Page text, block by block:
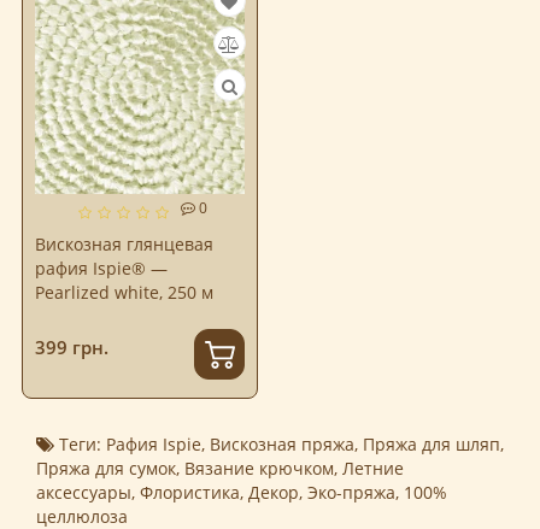
0
Вискозная глянцевая
рафия Ispie® —
Pearlized white, 250 м
399 грн.
Теги: Рафия Ispie, Вискозная пряжа, Пряжа для шляп,
Пряжа для сумок, Вязание крючком, Летние
аксессуары, Флористика, Декор, Эко-пряжа, 100%
целлюлоза